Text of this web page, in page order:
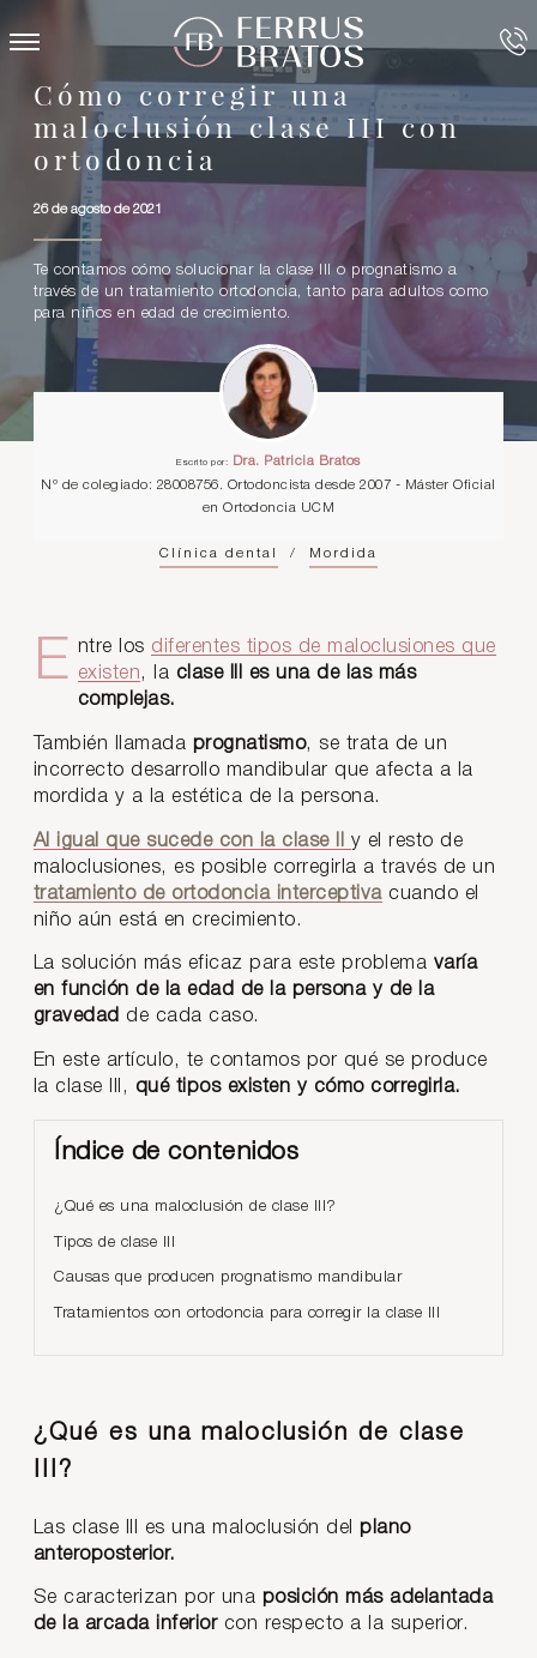
Cómo corregir una
maloclusión clase III con
ortodoncia
26 de agosto de 2021
Te contamos cómo solucionar la clase III o prognatismo a
través de un tratamiento ortodoncia, tanto para adultos como
para niños en edad de crecimiento.
Escrito por:
Dra. Patricia Bratos
Nº de colegiado: 28008756. Ortodoncista desde 2007 - Máster Oficial
en Ortodoncia UCM
Clínica dental / Mordida
Entre los diferentes tipos de maloclusiones que
existen, la clase III es una de las más
complejas.
También llamada prognatismo, se trata de un
incorrecto desarrollo mandibular que afecta a la
mordida y a la estética de la persona.
Al igual que sucede con la clase II
y el resto de
maloclusiones, es posible corregirla a través de un
tratamiento de ortodoncia interceptivacuando el
niño aún está en crecimiento.
La solución más eficaz para este problema varía
en función de la edad de la persona y de la
gravedad de cada caso.
En este artículo, te contamos por qué se produce
la clase III, qué tipos existen y cómo corregirla.
Índice de contenidos
¿Qué es una maloclusión de clase III?
Tipos de clase III
Causas que producen prognatismo mandibular
Tratamientos con ortodoncia para corregir la clase III
¿Qué es una maloclusión de clase
III?
Las clase III es una maloclusión delplano
anteroposterior.
Se caracterizan por una posición más adelantada
de la arcada inferiorcon respecto a la superior.